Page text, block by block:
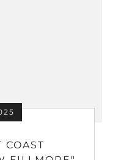
COAST